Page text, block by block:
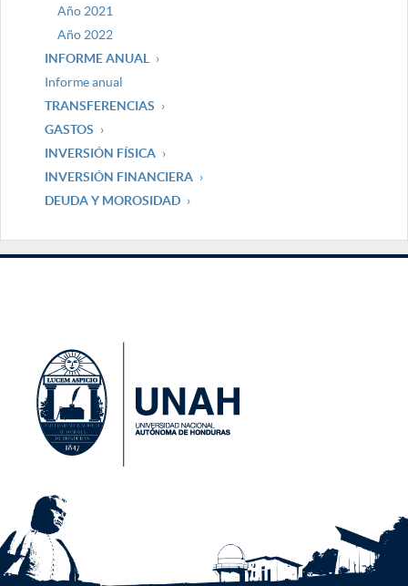
Año 2021
Año 2022
INFORME ANUAL
Informe anual
TRANSFERENCIAS
GASTOS
INVERSIÓN FÍSICA
INVERSIÓN FINANCIERA
DEUDA Y MOROSIDAD